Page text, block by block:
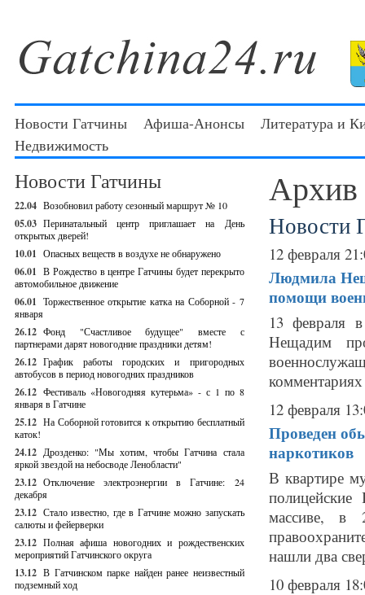
Новости Гатчины Афиша-Анонсы
Литература и
Недвижимость
Новости Гатчины
22.04 Возобновил работу сезонный маршрут № 10
05.03 Перинатальный центр приглашает на День
открытых дверей!
10.01 Опасных веществ в воздухе не обнаружено
06.01 В Рождество в центре Гатчины будет перекрыто
автомобильное движение
06.01 Торжественное открытие катка на Соборной - 7
января
26.12 Фонд "Счастливое будущее" вместе с
партнерами дарят новогодние праздники детям!
26.12 График работы городских и пригородных
автобусов в период новогодних праздников
26.12 Фестиваль «Новогодняя кутерьма» - с 1 по 8
января в Гатчине
25.12 На Соборной готовится к открытию бесплатный
каток!
24.12 Дрозденко: "Мы хотим, чтобы Гатчина стала
яркой звездой на небосводе Ленобласти"
23.12 Отключение электроэнергии в Гатчине: 24
декабря
23.12 Стало известно, где в Гатчине можно запускать
салюты и фейерверки
23.12 Полная афиша новогодних и рождественских
мероприятий Гатчинского округа
13.12 В Гатчинском парке найден ранее неизвестный
подземный ход
Архив
Новости
12 февраля
Людмила
помощи
13 февраля
Нещадим
12 февраля
Проведен
наркотиков
В квартире
массиве, в
нашли два
10 февраля